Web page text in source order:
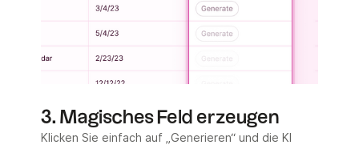
3. Magisches Feld erzeugen
Klicken Sie einfach auf „Generieren“ und die KI